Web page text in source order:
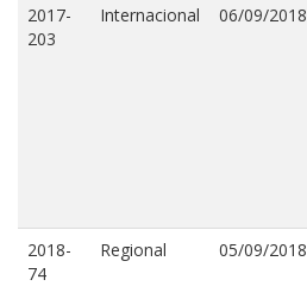
2017-
203
Internacional 06/09/2018
2018-
74
Regional 05/09/2018